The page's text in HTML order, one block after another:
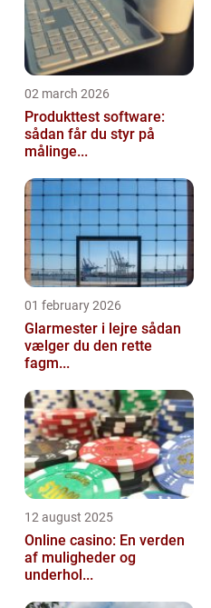
02 march 2026
Produkttest software:
sådan får du styr på
målinge...
01 february 2026
Glarmester i lejre sådan
vælger du den rette
fagm...
12 august 2025
Online casino: En verden
af muligheder og
underhol...